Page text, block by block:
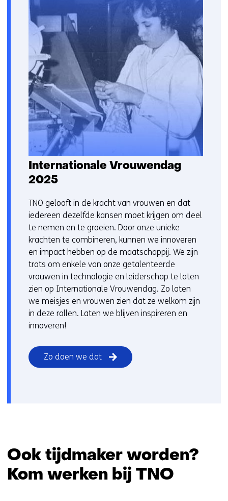
r
w
i
j
t
n
a
r
a
e
r
e
w
e
b
s
i
t
e
Internationale Vrouwendag
2025
TNO gelooft in de kracht van vrouwen en dat
iedereen dezelfde kansen moet krijgen om deel
te nemen en te groeien. Door onze unieke
krachten te combineren, kunnen we innoveren
en impact hebben op de maatschappij. We zijn
trots om enkele van onze getalenteerde
vrouwen in technologie en leiderschap te laten
zien op Internationale Vrouwendag. Zo laten
we meisjes en vrouwen zien dat ze welkom zijn
in deze rollen. Laten we blijven inspireren en
innoveren!
Zo doen we dat
Ook tijdmaker worden?
Kom werken bij TNO